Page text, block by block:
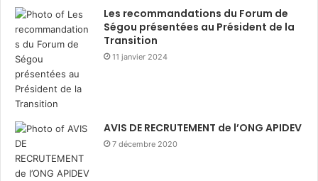
Les recommandations du Forum de
Ségou présentées au Président de la
Transition
11 janvier 2024
AVIS DE RECRUTEMENT de l’ONG APIDEV
7 décembre 2020